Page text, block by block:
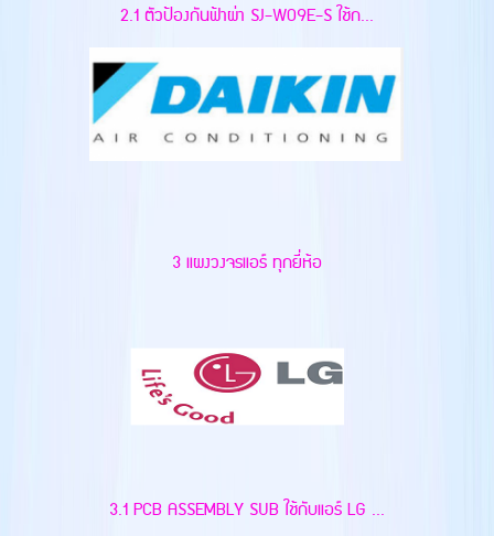
2.1 ตัวป้องกันฟ้าผ่า SJ-W09E-S ใช้ก...
3 แผงวงจรแอร์ ทุกยี่ห้อ
3.1 PCB ASSEMBLY SUB ใช้กับแอร์ LG ...